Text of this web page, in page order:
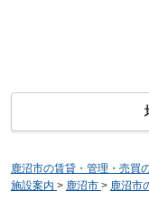
鹿沼市の賃貸・管理・売買
施設案内 > 鹿沼市 > 鹿沼市